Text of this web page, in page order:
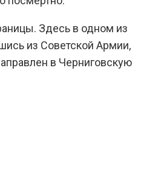
Здесь в одном из
из Советской Армии,
в Черниговскую